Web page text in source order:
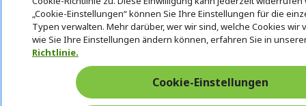
„Cookie-Einstellungen“ können Sie Ihre Einstellungen für die
Typen verwalten. Mehr darüber, wer wir sind, welche Cookies wir
wie Sie Ihre Einstellungen ändern können, erfahren Sie in
Richtlinie.
Cookie-Einstellungen